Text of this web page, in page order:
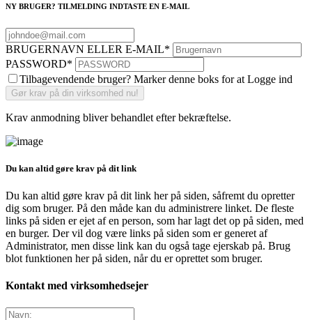
NY BRUGER? TILMELDING INDTASTE EN E-MAIL
BRUGERNAVN ELLER E-MAIL*
PASSWORD*
Tilbagevendende bruger? Marker denne boks for at Logge ind
Krav anmodning bliver behandlet efter bekræftelse.
Du kan altid gøre krav på dit link
Du kan altid gøre krav på dit link her på siden, såfremt du opretter
dig som bruger. På den måde kan du administrere linket. De fleste
links på siden er ejet af en person, som har lagt det op på siden, med
en burger. Der vil dog være links på siden som er generet af
Administrator, men disse link kan du også tage ejerskab på. Brug
blot funktionen her på siden, når du er oprettet som bruger.
Kontakt med virksomhedsejer